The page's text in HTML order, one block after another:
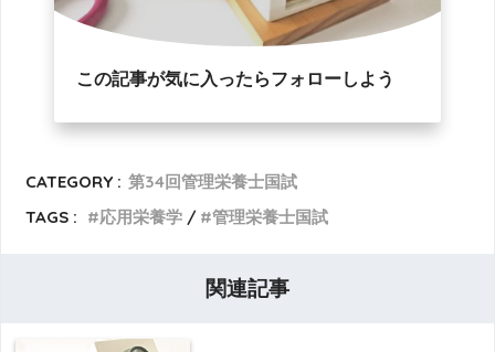
この記事が気に入ったらフォローしよう
CATEGORY : 第34回管理栄養士国試
TAGS :
応用栄養学 管理栄養士国試
関連記事